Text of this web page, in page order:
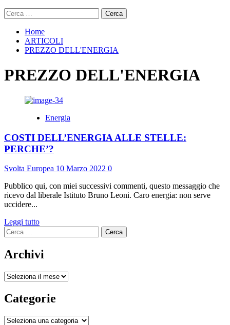
Ricerca
per:
Home
ARTICOLI
PREZZO DELL'ENERGIA
PREZZO DELL'ENERGIA
Energia
COSTI DELL’ENERGIA ALLE STELLE:
PERCHE’?
Svolta Europea 10 Marzo 2022 0
Pubblico qui, con miei successivi commenti, questo messaggio che
ricevo dal liberale Istituto Bruno Leoni. Caro energia: non serve
uccidere...
Leggi tuttoLeggi
più
su
COSTI
ALLE
PERCHE’?
Ricerca
per:
Archivi
Archivi
Categorie
Categorie